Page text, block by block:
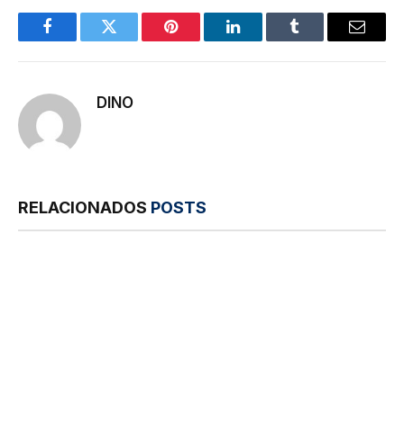
FacebookTwitter Pinterest LinkedInTumblr
E-
DINO
RELACIONADOS POSTS